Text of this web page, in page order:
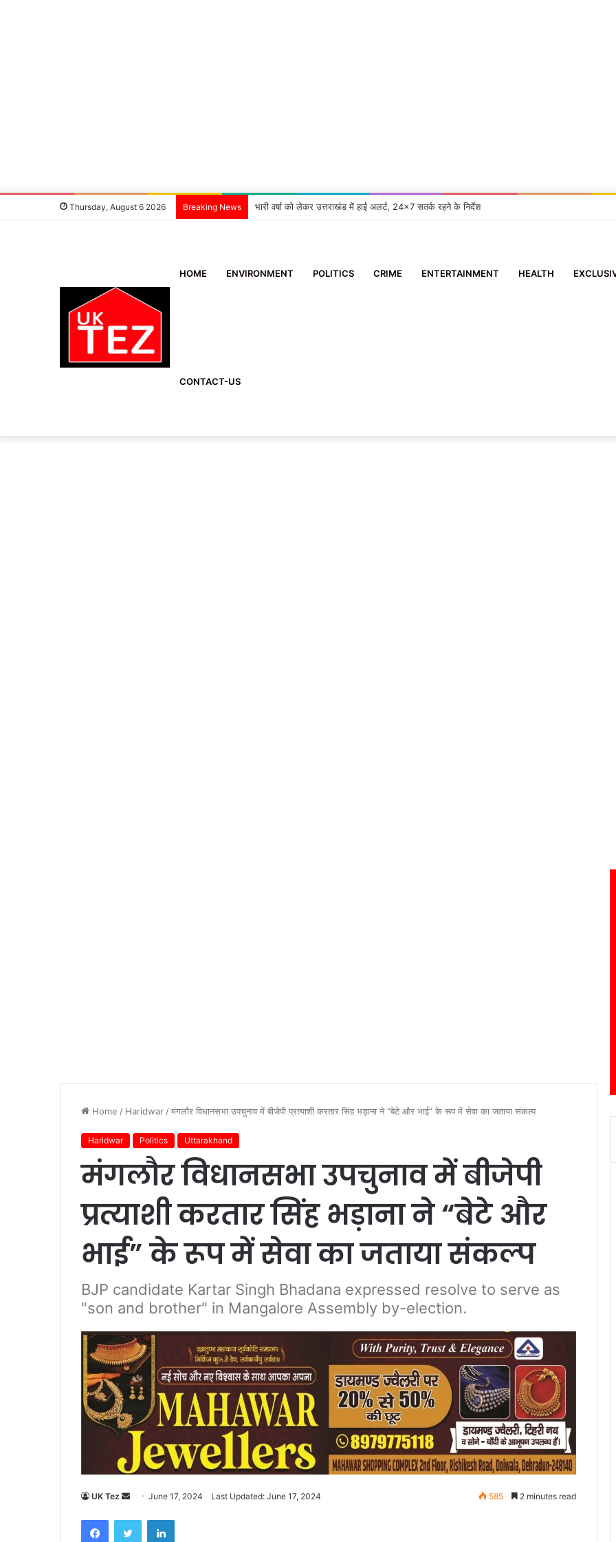
Thursday, August 6 2026 Breaking News भारी वर्षा को लेकर उत्तराखंड में हाई अलर्ट, 24×7 सतर्क रहने के निर्देश
HOME ENVIRONMENT POLITICS CRIME ENTERTAINMENT HEALTH
CONTACT-US
Home / Haridwar /मंगलौर विधानसभा उपचुनाव में बीजेपी प्रत्याशी करतार सिंह भड़ाना ने “बेटे और भाई” के रूप में सेवा का जताया संकल्प
Haridwar Politics Uttarakhand
मंगलौर विधानसभा उपचुनाव में बीजेपी
प्रत्याशी करतार सिंह भड़ाना ने “बेटे और
भाई” के रूप में सेवा का जताया संकल्प
BJP candidate Kartar Singh Bhadana expressed resolve to serve as
"son and brother" in Mangalore Assembly by-election.
UK Tez
n
June 17, 2024 Last Updated: June 17, 2024 585 2 minutes read